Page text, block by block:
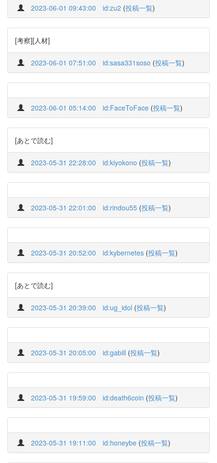
2023-06-01 09:43:00 id:zu2 (投稿一覧)
[考察][人材]
2023-06-01 07:51:00 id:sasa331soso (投稿一覧)
2023-06-01 05:14:00 id:FaceToFace (投稿一覧)
[あとで読む]
2023-05-31 22:28:00 id:kiyokono (投稿一覧)
2023-05-31 22:01:00 id:rindou55 (投稿一覧)
2023-05-31 20:52:00 id:kybernetes (投稿一覧)
[あとで読む]
2023-05-31 20:39:00 id:ug_idol (投稿一覧)
2023-05-31 20:05:00 id:gabill (投稿一覧)
2023-05-31 19:59:00 id:death6coin (投稿一覧)
2023-05-31 19:11:00 id:honeybe (投稿一覧)